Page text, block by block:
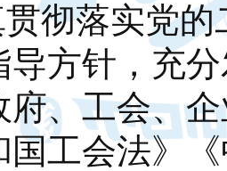
彻落实党
导方针，充
府、工会、
国工会法》